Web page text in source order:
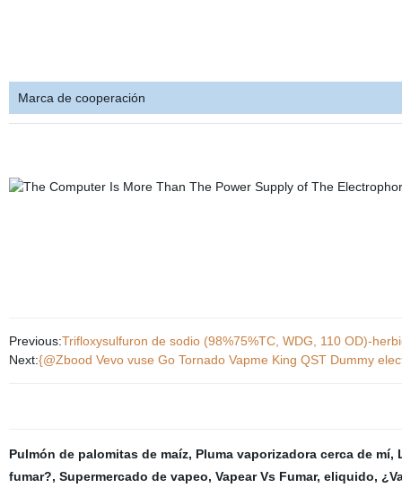
Marca de cooperación
Previous:Trifloxysulfuron de sodio (98%75%TC, WDG, 110 OD)-
Next:{@Zbood Vevo vuse Go Tornado Vapme King QST Dummy
Pulmón de palomitas de maíz, Pluma vaporizadora cerca de mí,
fumar?, Supermercado de vapeo, Vapear Vs Fumar, eliquido,